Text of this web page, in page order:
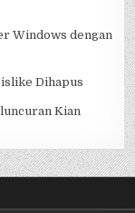
Windows dengan
Dihapus
Kian